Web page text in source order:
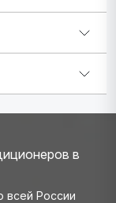
всей России